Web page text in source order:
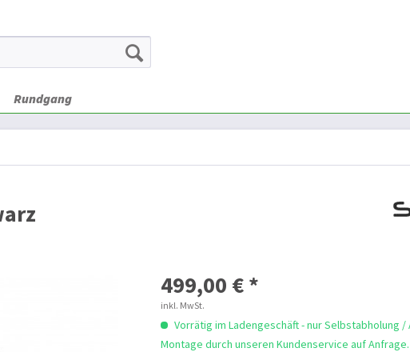
Rundgang
499,00 € *
inkl. MwSt.
Vorrätig im Ladengeschäft - nur Selbstabholung /
Montage durch unseren Kundenservice auf Anfrage.